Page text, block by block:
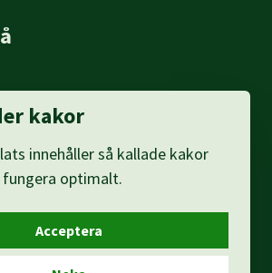
kakor
innehåller så kallade kakor
optimalt.
Acceptera